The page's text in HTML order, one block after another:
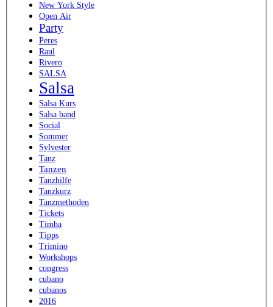
New York Style
Open Air
Party
Peres
Raul
Rivero
SALSA
Salsa
Salsa Kurs
Salsa band
Social
Sommer
Sylvester
Tanz
Tanzen
Tanzhilfe
Tanzkurz
Tanzmethoden
Tickets
Timba
Tipps
Trimino
Workshops
congress
cubano
cubanos
2016